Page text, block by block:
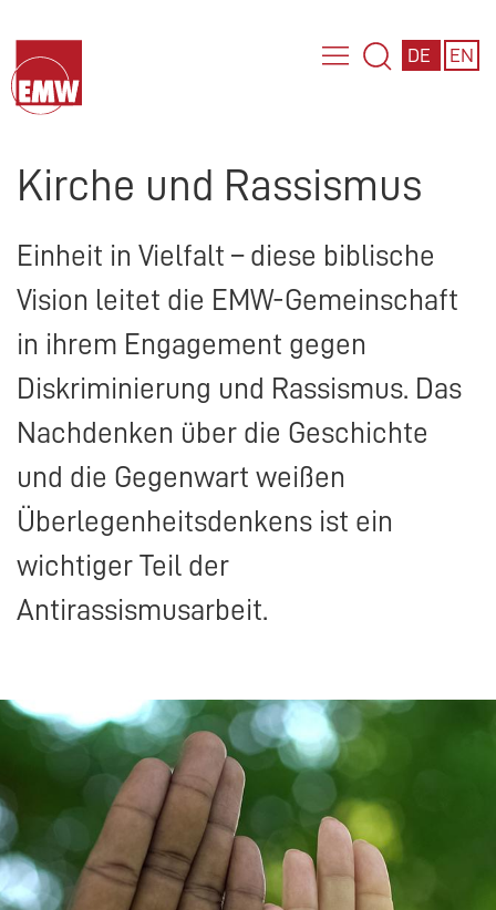
DE EN
Kirche und Rassismus
Einheit in Vielfalt – diese biblische
Vision leitet die EMW-Gemeinschaft
in ihrem Engagement gegen
Diskriminierung und Rassismus. Das
Nachdenken über die Geschichte
und die Gegenwart weißen
Überlegenheitsdenkens ist ein
wichtiger Teil der
Antirassismusarbeit.